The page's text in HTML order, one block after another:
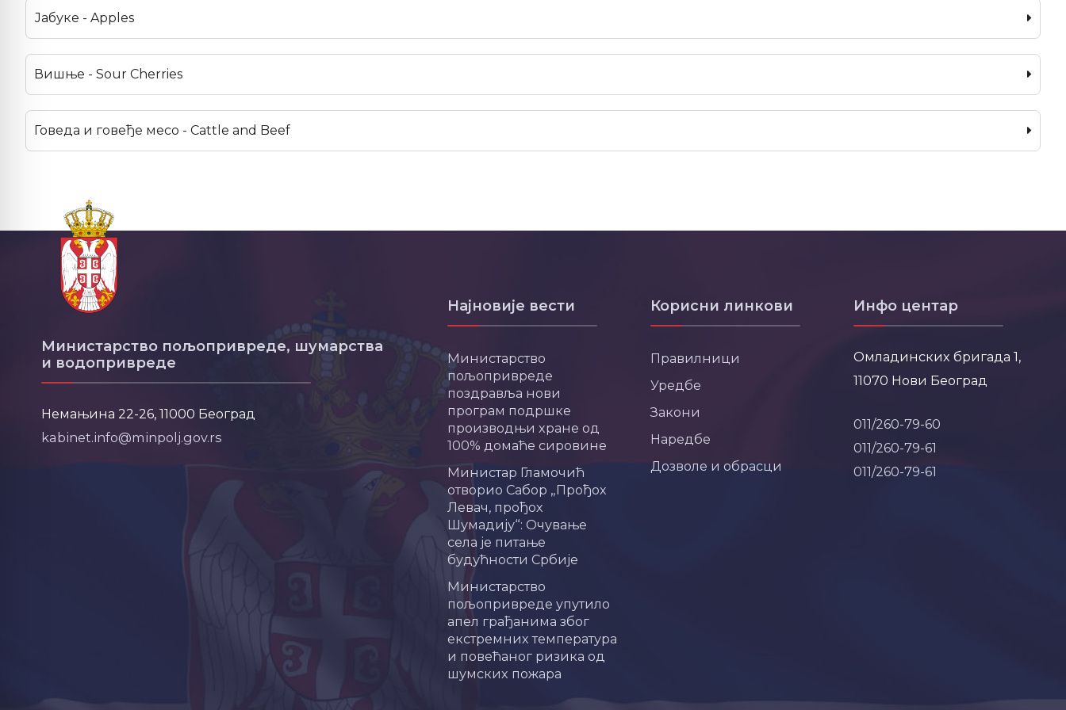
Јабуке - Apples
Вишње - Sour Cherries
Говеда и говеђе месо - Cattle and Beef
Министарство пољопривреде, шумарства
и водопривреде
Немањина 22-26, 11000 Београд
kabinet.info@minpolj.gov.rs
Најновије вести
Министарство
пољопривреде
поздравља нови
програм подршке
производњи хране од
100% домаће сировине
Министар Гламочић
отворио Сабор „Прођох
Левач, прођох
Шумадију“: Очување
села је питање
будућности Србије
Министарство
пољопривреде упутило
апел грађанима због
екстремних температура
и повећаног ризика од
шумских пожара
Корисни линкови
Правилници
Уредбе
Закони
Наредбе
Дозволе и обрасци
Инфо центар
Омладинских бригада 1,
11070 Нови Београд
011/260-79-60
011/260-79-61
011/260-79-61